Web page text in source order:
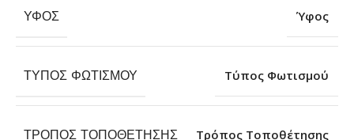
ΎΦΟΣ Ύφος
ΤΎΠΟΣ ΦΩΤΙΣΜΟΎ Τύπος Φωτισμού
ΤΡΌΠΟΣ ΤΟΠΟΘΈΤΗΣΗΣ Τρόπος Τοποθέτησης